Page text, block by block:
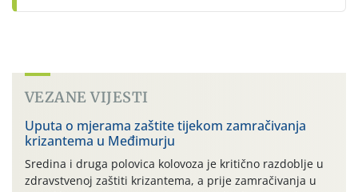
VEZANE VIJESTI
Uputa o mjerama zaštite tijekom zamračivanja
krizantema u Međimurju
Sredina i druga polovica kolovoza je kritično razdoblje u
zdravstvenoj zaštiti krizantema, a prije zamračivanja u